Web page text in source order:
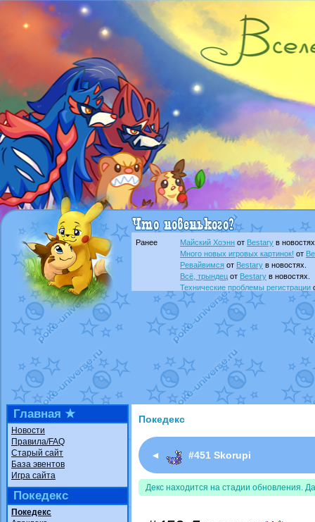
Ранее Майский Хоэнн от Bestary в
Много новых игровых картинок! от
Ревайвимся от Bestary в новостях.
Всё, трындец от Bestary в новостях.
Технические проблемы регистрации
доброе утро славянеот Dakkuв
Йолда и Мимикьюот MavisNyanCat
Недовольный котомангуст
от
The Dark Wishmakerот Randomon в
в
ilovearceus
Raging Boltот GraceDaFox
в
Shadow mismagius от
в
художник
от vicavica в фанарте.
Главная ★
Новости
Правила/FAQ
Старый сайт
База эвентов
Игра сайта
Покедекс
Покедекс
Покедекс
◄ #451 Skorupi
Декс находится на стадии обновления.